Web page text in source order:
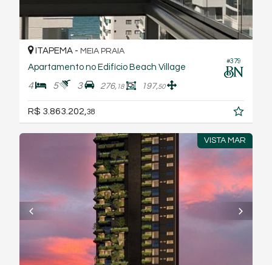
#379
ITAPEMA - MEIA PRAIA
Apartamento no Edifício Beach Village
4 5 3 276, 18 197,50
R$ 3.863.202, 38
VISTA MAR